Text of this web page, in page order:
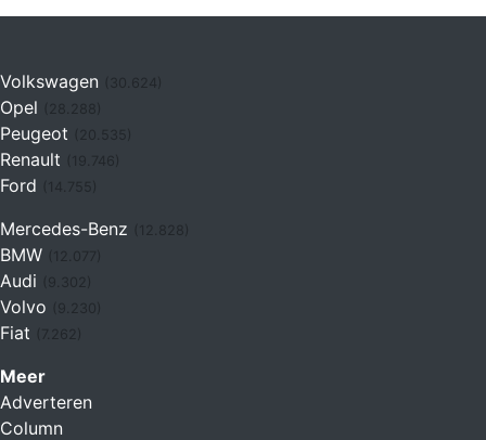
Volkswagen (30.624)
Opel
Peugeot
Renault (19.746)
Ford (14.755)
Mercedes-Benz
BMW
Audi
Volvo
Fiat (7.262)
Meer
Adverteren
Column